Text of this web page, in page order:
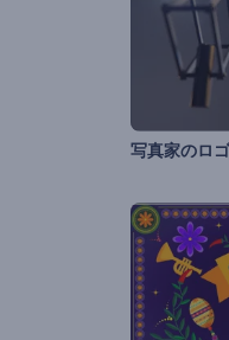
写真家のロ